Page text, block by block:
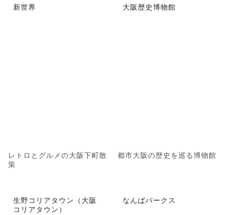
新世界
レトロとグルメの大阪下町散
策
大阪歴史博物館
都市大阪の歴史を巡る博物館
生野コリアタウン（大阪
コリアタウン）
なんばパークス